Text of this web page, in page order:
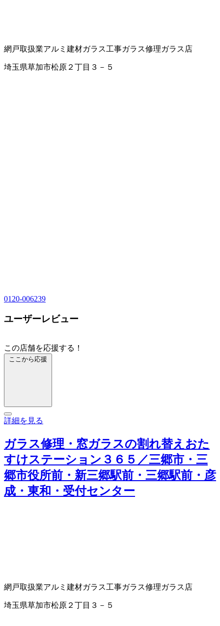
網戸取扱業アルミ建材ガラス工事ガラス修理ガラス店
埼玉県草加市松原２丁目３－５
0120-006239
ユーザーレビュー
この店舗を応援する！
ここから応援
詳細を見る
ガラス修理・窓ガラスの割れ替えおた
すけステーション３６５／三郷市・三
郷市役所前・新三郷駅前・三郷駅前・彦
成・東和・受付センター
網戸取扱業アルミ建材ガラス工事ガラス修理ガラス店
埼玉県草加市松原２丁目３－５